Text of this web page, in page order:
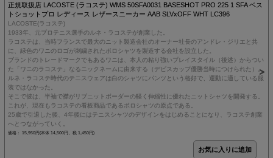
正規取扱店 LACOSTE (ラコステ) WMS 50SFA0031 BASESHOT PRO 225 1 SFA ベス
トショットプロ レディース レザースニーカー AAB SLVxOFF WHT LC396
LACOSTE(ラコステ)
1933年、元プロテニス選手のルネ・ラコステが創業した。
ラコステは、当時フランスで最大のニット製造会社のオーナー社長のアンドレ・ジリエと共
に、緑色のワニのロゴが刺繍されたポロシャツを製造する会社を設立した。
ブランドのトレードマークでもあるワニは、本人の粘り強いプレイスタイル（後述）からつい
た「ワニのラコステ」なるニックネームに由来する（デビスカップ優勝当時につけられた）。
ルネ・ラコステ時代のテニスウェアは白のシャツにパンツという格好で、運動に適している服
装ではなかった。
そこで彼は、半袖で襟がリブニットボーダーの軽く伸縮性に優れたニットシャツを開発する。
これが、現在もラコステの看板商品であるポロシャツの原点である。
25歳で引退した後、4年後にはテニスシャツのデザインをはじめることになり、ラコステ創業
へとつながっていく。
価格： 15,950円(本体 14,500円、税 1,450円)